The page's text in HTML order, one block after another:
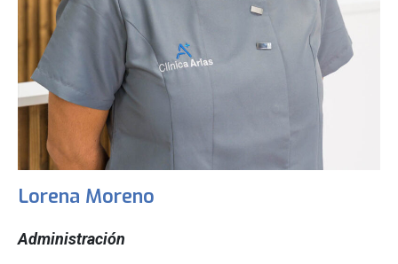
Lorena Moreno
Administración